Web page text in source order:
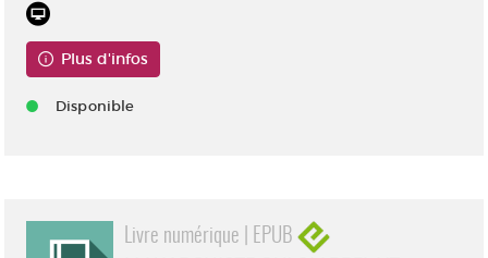
Plus d'infos
Disponible
Livre numérique | EPUB